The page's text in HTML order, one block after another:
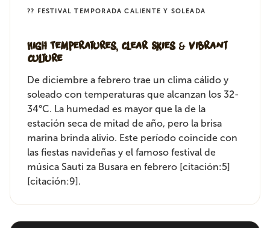
?? FESTIVAL TEMPORADA CALIENTE Y SOLEADA
High Temperatures, Clear Skies & Vibrant
Culture
De diciembre a febrero trae un clima cálido y
soleado con temperaturas que alcanzan los 32-
34°C. La humedad es mayor que la de la
estación seca de mitad de año, pero la brisa
marina brinda alivio. Este período coincide con
las fiestas navideñas y el famoso festival de
música Sauti za Busara en febrero [citación:5]
[citación:9].